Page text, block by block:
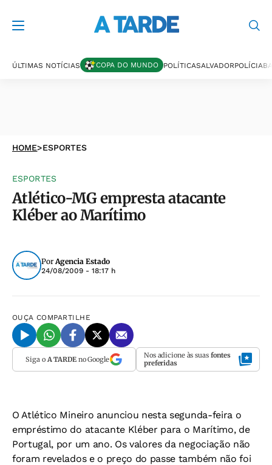
ÚLTIMAS NOTÍCIAS COPA DO MUNDO POLÍTICASALVADORPOLÍCIA
HOME>ESPORTES
ESPORTES
Atlético-MG empresta atacante
Kléber ao Marítimo
PorAgencia Estado
24/08/2009 - 18:17 h
OUÇA COMPARTILHE
Siga o A TARDEno Google Nos adicione às suas fontes
preferidas
O Atlético Mineiro anunciou nesta segunda-feira o
empréstimo do atacante Kléber para o Marítimo, de
Portugal, por um ano. Os valores da negociação não
foram revelados e o preço do passe também não foi